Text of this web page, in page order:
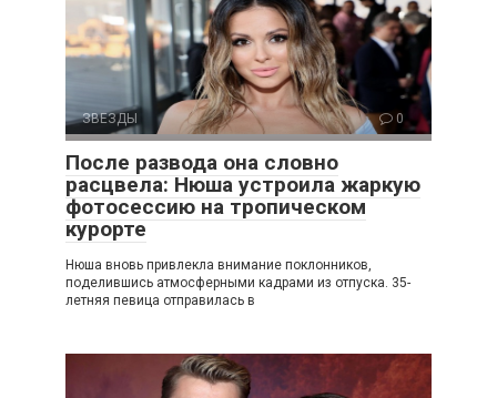
ЗВЕЗДЫ 0
После развода она словно
расцвела: Нюша устроила жаркую
фотосессию на тропическом
курорте
Нюша вновь привлекла внимание поклонников,
поделившись атмосферными кадрами из отпуска. 35-
летняя певица отправилась в